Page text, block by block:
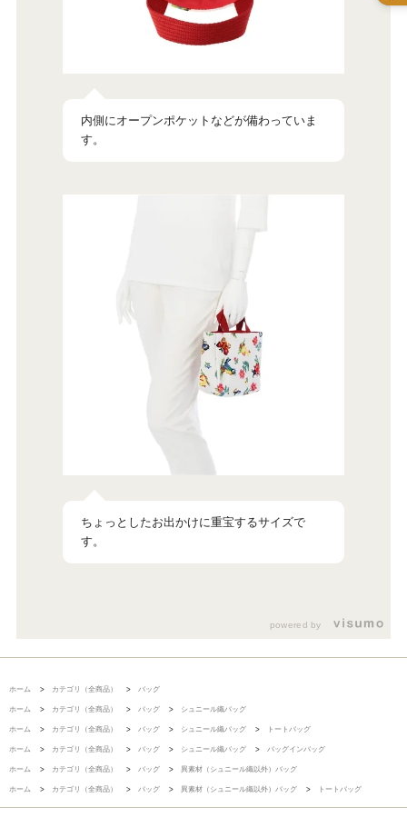
内側にオープンポケットなどが備わっていま
す。
ちょっとしたお出かけに重宝するサイズで
す。
powered by
ホーム > カテゴリ（全商品） > バッグ
ホーム > カテゴリ（全商品） > バッグ > シュニール織バッグ
ホーム > カテゴリ（全商品） > バッグ > シュニール織バッグ > トートバッグ
ホーム > カテゴリ（全商品） > バッグ > シュニール織バッグ > バッグインバッグ
ホーム > カテゴリ（全商品） > バッグ > 異素材（シュニール織以外）バッグ
ホーム > カテゴリ（全商品） > バッグ > 異素材（シュニール織以外）バッグ > トートバッグ